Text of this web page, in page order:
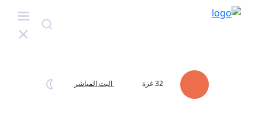
32 غزة البث المباشر